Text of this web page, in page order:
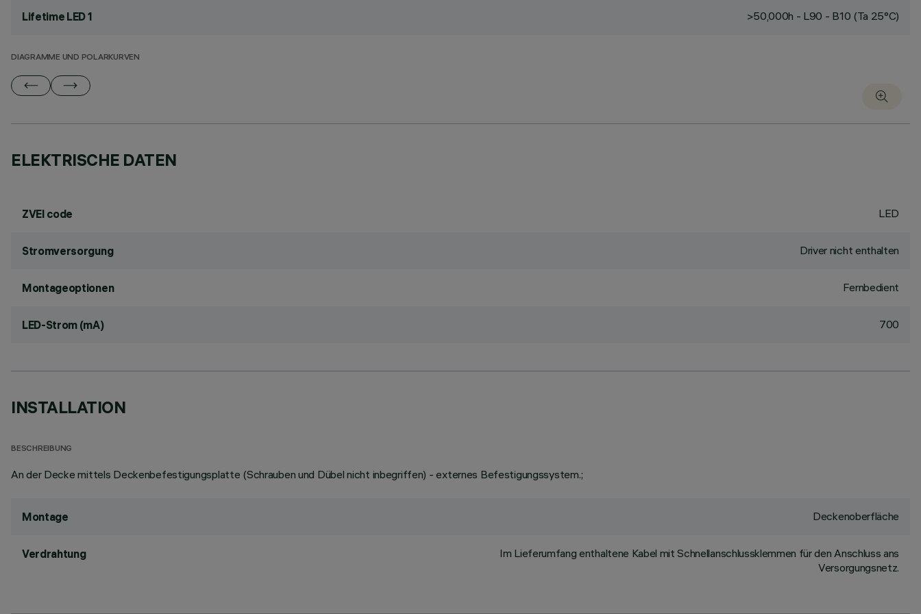
Lifetime LED 1 >50,000h - L90 - B10 (Ta 25°C)
DIAGRAMME UND POLARKURVEN
ELEKTRISCHE DATEN
ZVEI code LED
Stromversorgung Driver nicht enthalten
Montageoptionen Fernbedient
LED-Strom (mA) 700
INSTALLATION
BESCHREIBUNG
An der Decke mittels Deckenbefestigungsplatte (Schrauben und Dübel nicht inbegriffen) - externes Befestigungssystem.;
Montage Deckenoberfläche
Verdrahtung
Im Lieferumfang enthaltene Kabel mit Schnellanschlussklemmen für den Anschluss ans
Versorgungsnetz.